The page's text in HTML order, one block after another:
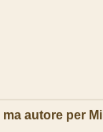
autore per